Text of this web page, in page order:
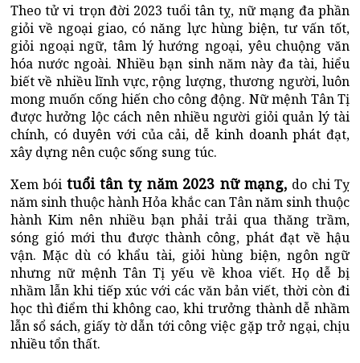
Theo tử vi trọn đời 2023 tuổi tân tỵ, nữ mạng đa phần
giỏi về ngoại giao, có năng lực hùng biện, tư vấn tốt,
giỏi ngoại ngữ, tâm lý hướng ngoại, yêu chuộng văn
hóa nước ngoài. Nhiều bạn sinh năm này đa tài, hiểu
biết về nhiều lĩnh vực, rộng lượng, thương người, luôn
mong muốn cống hiến cho công động. Nữ mệnh Tân Tị
được hưởng lộc cách nên nhiều người giỏi quản lý tài
chính, có duyên với của cải, dễ kinh doanh phát đạt,
xây dựng nên cuộc sống sung túc.
Xem bói tuổi tân tỵ năm 2023 nữ mạng, do chi Tỵ
năm sinh thuộc hành Hỏa khắc can Tân năm sinh thuộc
hành Kim nên nhiều bạn phải trải qua thăng trầm,
sóng gió mới thu được thành công, phát đạt về hậu
vận. Mặc dù có khẩu tài, giỏi hùng biện, ngôn ngữ
nhưng nữ mệnh Tân Tị yếu về khoa viết. Họ dễ bị
nhầm lẫn khi tiếp xúc với các văn bản viết, thời còn đi
học thì điểm thi không cao, khi trưởng thành dễ nhầm
lẫn sổ sách, giấy tờ dẫn tới công việc gặp trở ngại, chịu
nhiều tổn thất.